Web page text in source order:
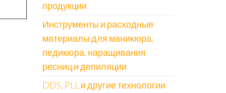
продукции
Инструменты и расходные
материалы для маникюра,
педикюра, наращивания
ресниц и депиляции
DDS, PLL и другие технологии